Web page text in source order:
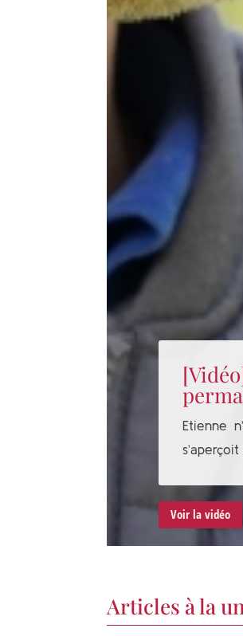
Etienne
Voir la vidéo
Articles à la